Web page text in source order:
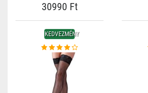
30990 Ft
KEDVEZMÉNY